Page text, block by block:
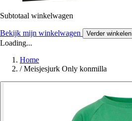
Subtotaal winkelwagen
Bekijk mijn winkelwagen Verder winkelen
Loading...
Home
/ Meisjesjurk Only konmilla